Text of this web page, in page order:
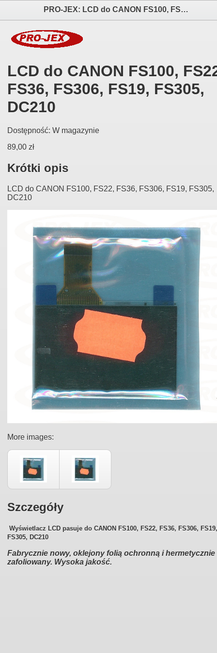
PRO-JEX: LCD do CANON FS100, FS22, FS36, FS306, FS19, FS305, DC210 elektronika i akcesoria aparatów fotograficznych
LCD do CANON FS100,
FS36, FS306, FS19, FS305,
DC210
Dostępność: W magazynie
89,00 zł
Krótki opis
LCD do CANON FS100, FS22, FS36, FS306, FS19, FS305,
DC210
More images:
Szczegóły
Wyświetlacz LCD pasuje do CANON FS100, FS22, FS36, FS306, FS19,
FS305, DC210
Fabrycznie nowy, oklejony folią ochronną i hermetycznie
zafoliowany. Wysoka jakość.